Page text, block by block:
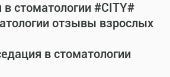
в стоматологии #CITY#
отзывы взрослых
в стоматологии